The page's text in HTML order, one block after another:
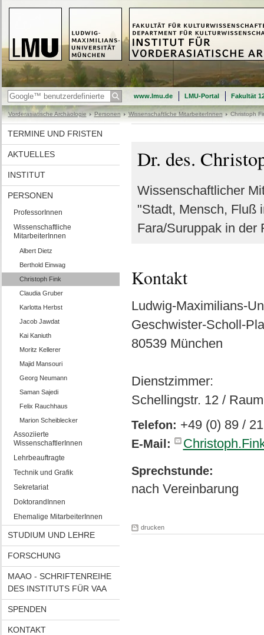
www.lmu.de LMU-Portal Fakultät
Vorderasiatische Archäologie Personen Wissenschaftliche MitarbeiterInnen Christoph
TERMINE UND FRISTEN
AKTUELLES
INSTITUT
PERSONEN
ProfessorInnen
Wissenschaftliche
MitarbeiterInnen
Albert Dietz
Berthold Einwag
Christoph Fink
Claudia Gruber
Karlotta Herbst
Jacob Jawdat
Kai Kaniuth
Moritz Kellerer
Majid Mansouri
Georg Neumann
Saman Sajedi
Felix Rauchhaus
Marion Scheiblecker
Assoziierte
WissenschaftlerInnen
Lehrbeauftragte
Technik und Grafik
Sekretariat
DoktorandInnen
Ehemalige MitarbeiterInnen
STUDIUM UND LEHRE
FORSCHUNG
MAAO - SCHRIFTENREIHE
DES INSTITUTS FÜR VAA
SPENDEN
KONTAKT
Dr. des.
Wissenschaftlicher
"Stadt, Mensch, Fluß
Fara/Suruppak in der
Kontakt
Ludwig-Maximilians-
Geschwister-Scholl-
80539 München
Dienstzimmer:
Schellingstr. 12 /
Telefon: +49 (0) 89 /
E-Mail:
Sprechstunde:
nach Vereinbarung
drucken